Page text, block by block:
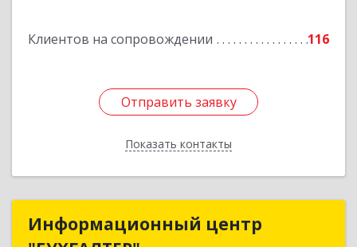
Клиентов на сопровождении 116
Отправить заявку
Показать контакты
Отправить заявку
Назад
Информационный центр
Информационный центр